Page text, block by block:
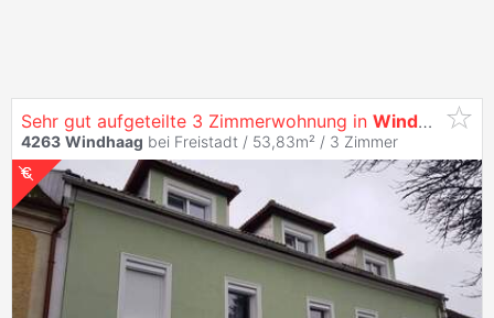
Sehr gut aufgeteilte 3 Zimmerwohnung in Windhaag bei
4263 Windhaag bei Freistadt / 53,83m² / 3 Zimmer